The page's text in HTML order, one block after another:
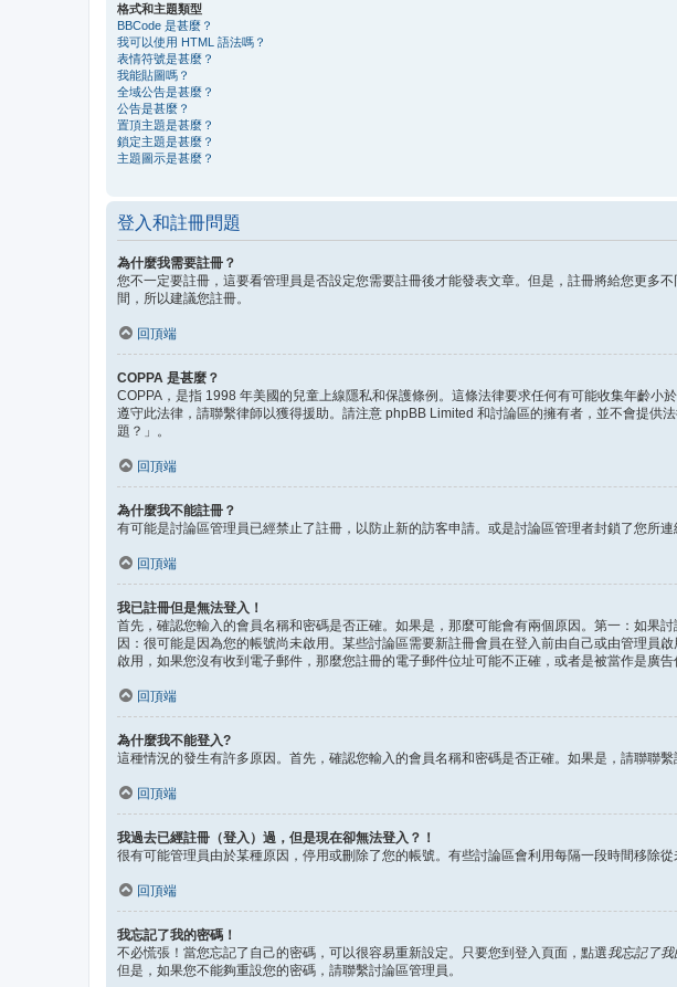
格式和主題類型
BBCode 是甚麼？
我可以使用 HTML 語法嗎？
表情符號是甚麼？
我能貼圖嗎？
全域公告是甚麼？
公告是甚麼？
置頂主題是甚麼？
鎖定主題是甚麼？
主題圖示是甚麼？
登入和註冊問題
為什麼我需要註冊？
您不一定要註冊，這要看管理員是否設定您需要註冊後才能發表文章。但是，註冊將給您更多
間，所以建議您註冊。
回頂端
COPPA 是甚麼？
COPPA，是指 1998 年美國的兒童上線隱私和保護條例。這條法律要求任何有可能收集年齡
遵守此法律，請聯繫律師以獲得援助。請注意 phpBB Limited 和討論區的擁有者，並不會提供
題？」。
回頂端
為什麼我不能註冊？
有可能是討論區管理員已經禁止了註冊，以防止新的訪客申請。或是討論區管理者封鎖了您所
回頂端
我已註冊但是無法登入！
首先，確認您輸入的會員名稱和密碼是否正確。如果是，那麼可能會有兩個原因。第一：如果
因：很可能是因為您的帳號尚未啟用。某些討論區需要新註冊會員在登入前由自己或由管理員
啟用，如果您沒有收到電子郵件，那麼您註冊的電子郵件位址可能不正確，或者是被當作是廣
回頂端
為什麼我不能登入?
這種情況的發生有許多原因。首先，確認您輸入的會員名稱和密碼是否正確。如果是，請聯聯
回頂端
我過去已經註冊（登入）過，但是現在卻無法登入？！
很有可能管理員由於某種原因，停用或刪除了您的帳號。有些討論區會利用每隔一段時間移除
回頂端
我忘記了我的密碼！
不必慌張！當您忘記了自己的密碼，可以很容易重新設定。只要您到登入頁面，點選我忘記了
但是，如果您不能夠重設您的密碼，請聯繫討論區管理員。